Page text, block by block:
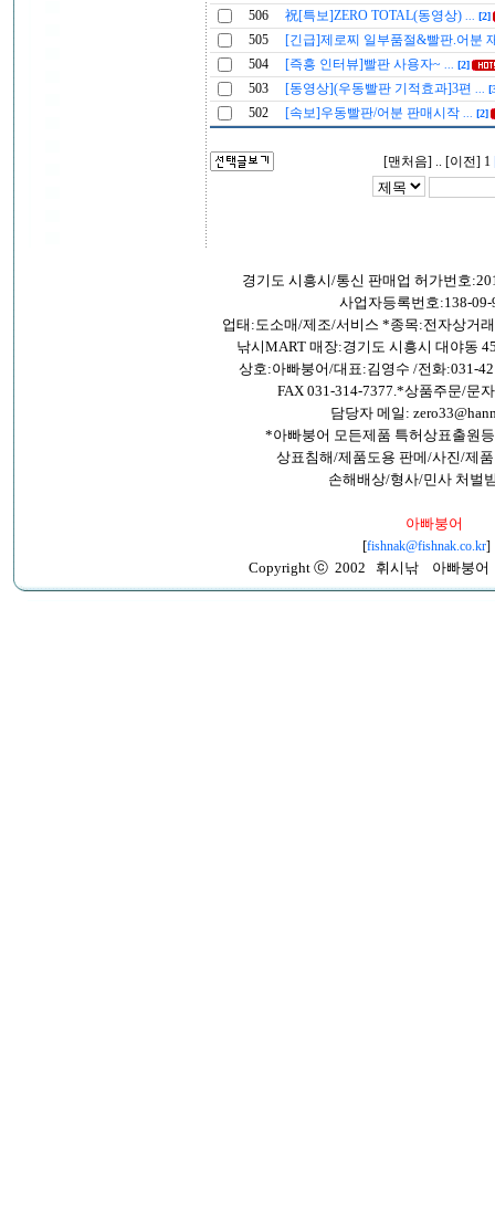
506 祝[특보]ZERO TOTAL(동영상) [2]
505
[긴급]제로찌 일부품절&빨판.어분
504
[즉흥 인터뷰]빨판 사용자~ [2]
503 [동영상](우동빨판 기적효과]3편
502 [속보]우동빨판/어분 판매시작 [2]
[맨처음] .. [이전] 1
경기도 시흥시/통신 판매업 허가번호
사업자등록번호:138-09-
업태:도소매/제조/서비스 *종목:전자상거
낚시MART 매장:경기도 시흥시 대야동
상호:아빠붕어/대표:김영수 /전화:031-
FAX 031-314-7377.*상품주문/문
담당자 메일:
*아빠붕어 모든제품 특허상표출원
상표침해/제품도용 판메/사진/제
손해배상/형사/민사 처벌
아빠붕어
[fishnak@fishnak.co.kr
Copyright ⓒ 2002 휘시낚 아빠붕어